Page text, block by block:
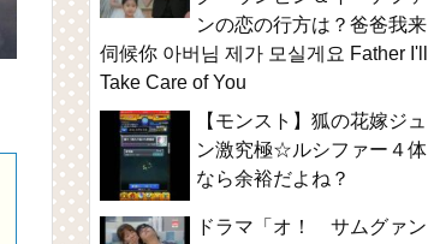
ンの恋の行方は？爸爸我来
伺候你 아버님 제가 모실게요 Father I'll
Take Care of You
【モンスト】狐の花嫁ジュ
ン激究極☆ルシファー４体
なら余裕だよね？
ドラマ「オ！ サムグァン